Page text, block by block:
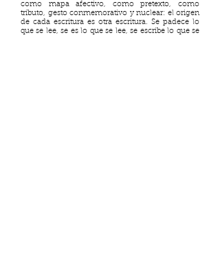
como mapa afectivo, como pretexto, como
tributo, gesto conmemorativo y nuclear: el origen
de cada escritura es otra escritura. Se padece lo
que se lee, se es lo que se lee, se escribe lo que se